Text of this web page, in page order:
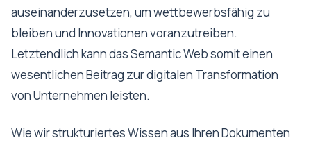
auseinanderzusetzen, um wettbewerbsfähig zu
bleiben und Innovationen voranzutreiben.
Letztendlich kann das Semantic Web somit einen
wesentlichen Beitrag zur digitalen Transformation
von Unternehmen leisten.
Wie wir strukturiertes Wissen aus Ihren Dokumenten